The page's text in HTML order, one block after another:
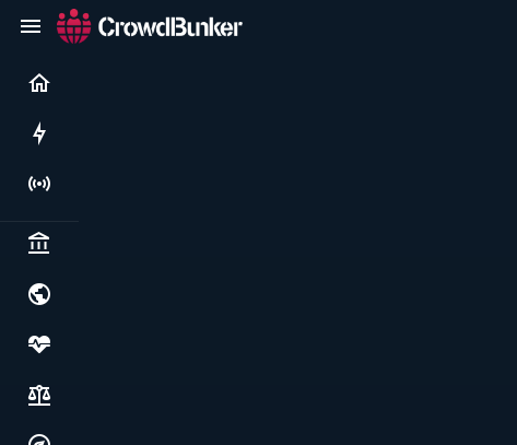
Live
Politics & institutions
Society, justice & freedoms